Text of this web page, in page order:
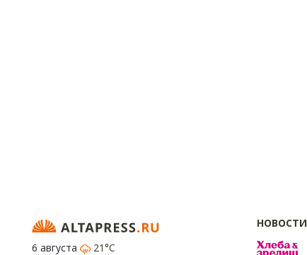
6 августа
21°C